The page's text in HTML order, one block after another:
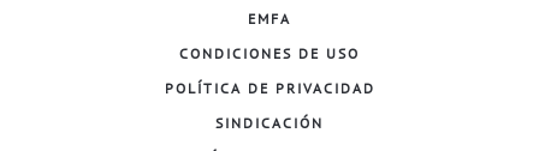
EMFA
CONDICIONES DE USO
POLÍTICA DE PRIVACIDAD
SINDICACIÓN